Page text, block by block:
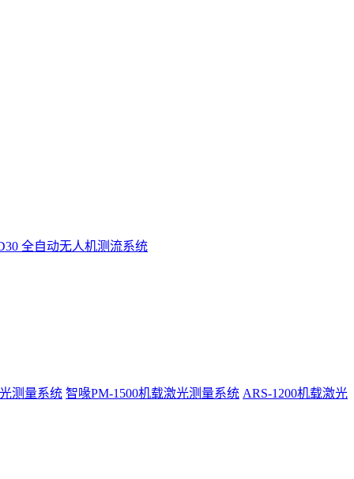
全自动无人机测流系统
测量系统 智喙PM-1500机载激光测量系统 ARS-1200机载激光